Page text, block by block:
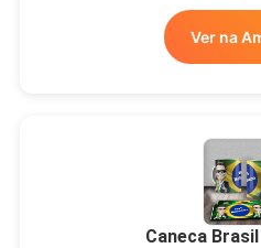
Brasão
Ver na
Caneca